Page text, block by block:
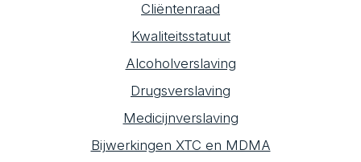
Cliëntenraad
Kwaliteitsstatuut
Alcoholverslaving
Drugsverslaving
Medicijnverslaving
Bijwerkingen XTC en MDMA